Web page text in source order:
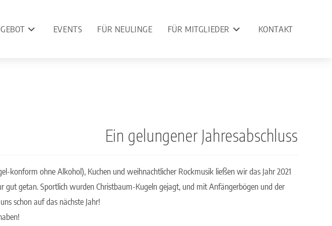
EVENTS FÜR NEULINGE FÜR MITGLIEDER KONTAKT
Ein gelungener Jahresabschluss
konform ohne Alkohol), Kuchen und weihnachtlicher Rockmusik ließen wir das Jahr 2021
getan. Sportlich wurden Christbaum-Kugeln gejagt, und mit Anfängerbögen und der
schon auf das nächste Jahr!